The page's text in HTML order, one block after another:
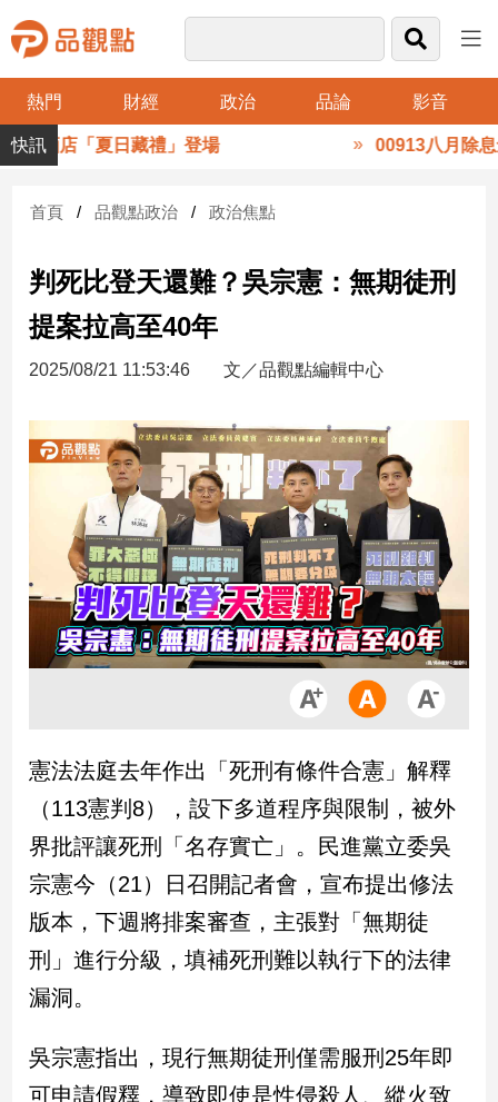
熱門 財經 政治 品論 影音
品
觀
財
台
財
新
產
經/
品
政
治
政
治
焦
品
觀
點
民
國
會
酒店「夏日藏禮」登場 00913八月除息
首頁 品觀點政治 政治焦點
判死比登天還難？吳宗憲：無期徒刑
提案拉高至40年
2025/08/21 11:53:46 文／品觀點編輯中心
憲法法庭去年作出「死刑有條件合憲」解釋
（113憲判8），設下多道程序與限制，被外
界批評讓死刑「名存實亡」。民進黨立委吳
宗憲今（21）日召開記者會，宣布提出修法
版本，下週將排案審查，主張對「無期徒
刑」進行分級，填補死刑難以執行下的法律
漏洞。
吳宗憲指出，現行無期徒刑僅需服刑25年即
可申請假釋，導致即使是性侵殺人、縱火致